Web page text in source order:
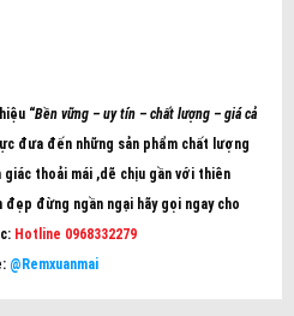
“Bền vững – uy tín – chất lượng – giá cả
đưa đến những sản phẩm chất lượng
thoải mái ,dẽ chịu gần với thiên
đẹp đừng ngần ngại hãy gọi ngay cho
Hotline 0968332279
@Remxuanmai